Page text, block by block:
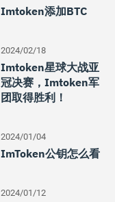
Imtoken添加BTC
2024/02/18
Imtoken星球大战亚
冠决赛，imtoken军
团取得胜利！
2024/01/04
ImToken公钥怎么看
2024/01/12